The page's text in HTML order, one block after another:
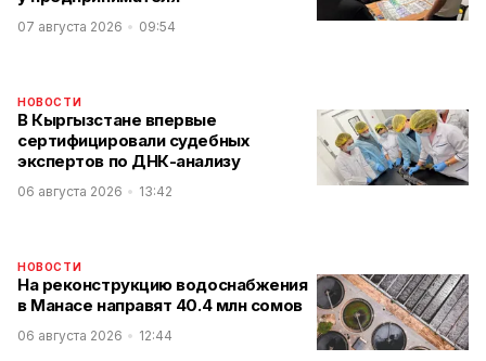
07 августа 2026 09:54
НОВОСТИ
В Кыргызстане впервые
сертифицировали судебных
экспертов по ДНК-анализу
06 августа 2026 13:42
НОВОСТИ
На реконструкцию водоснабжения
в Манасе направят 40.4 млн сомов
06 августа 2026 12:44